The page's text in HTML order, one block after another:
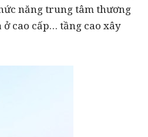
năng trung tâm thương
ở cao cấp… tầng cao xây